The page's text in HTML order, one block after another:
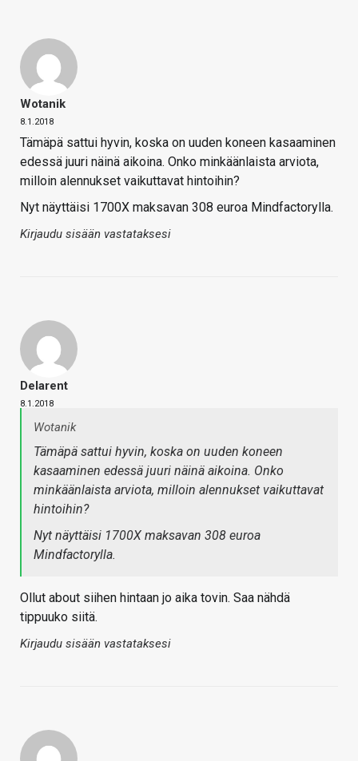
Wotanik
8.1.2018
Tämäpä sattui hyvin, koska on uuden koneen kasaaminen
edessä juuri näinä aikoina. Onko minkäänlaista arviota,
milloin alennukset vaikuttavat hintoihin?
Nyt näyttäisi 1700X maksavan 308 euroa Mindfactorylla.
Kirjaudu sisään vastataksesi
Delarent
8.1.2018
Wotanik
Tämäpä sattui hyvin, koska on uuden koneen
kasaaminen edessä juuri näinä aikoina. Onko
minkäänlaista arviota, milloin alennukset vaikuttavat
hintoihin?
Nyt näyttäisi 1700X maksavan 308 euroa
Mindfactorylla.
Ollut about siihen hintaan jo aika tovin. Saa nähdä
tippuuko siitä.
Kirjaudu sisään vastataksesi